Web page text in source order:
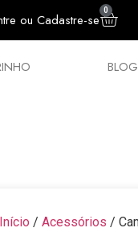
ou Cadastre-se
0
BLOG
Início / Acessórios /